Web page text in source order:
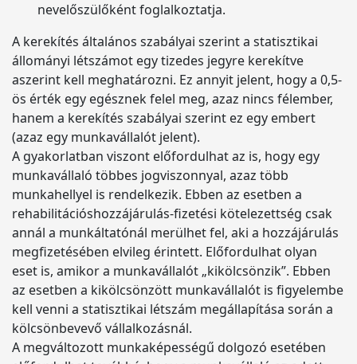
nevelőszülőként foglalkoztatja.
A kerekítés általános szabályai szerint a statisztikai
állományi létszámot egy tizedes jegyre kerekítve
aszerint kell meghatározni. Ez annyit jelent, hogy a 0,5-
ös érték egy egésznek felel meg, azaz nincs félember,
hanem a kerekítés szabályai szerint ez egy embert
(azaz egy munkavállalót jelent).
A gyakorlatban viszont előfordulhat az is, hogy egy
munkavállaló többes jogviszonnyal, azaz több
munkahellyel is rendelkezik. Ebben az esetben a
rehabilitációshozzájárulás-fizetési kötelezettség csak
annál a munkáltatónál merülhet fel, aki a hozzájárulás
megfizetésében elvileg érintett. Előfordulhat olyan
eset is, amikor a munkavállalót „kikölcsönzik”. Ebben
az esetben a kikölcsönzött munkavállalót is figyelembe
kell venni a statisztikai létszám megállapítása során a
kölcsönbevevő vállalkozásnál.
A megváltozott munkaképességű dolgozó esetében